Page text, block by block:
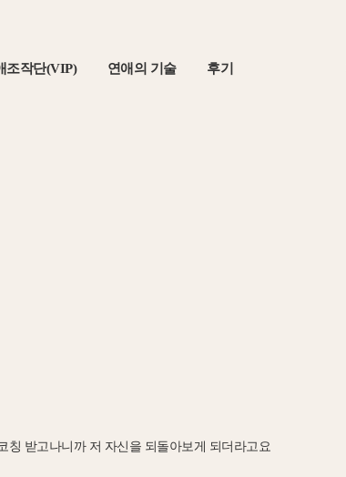
조작단(VIP) 연애의 기술 후기
칭 받고나니까 저 자신을 되돌아보게 되더라고요